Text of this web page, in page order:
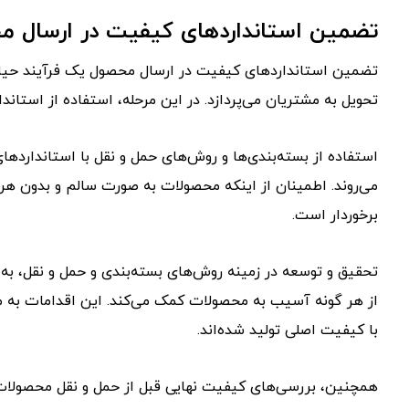
تضمین استانداردهای کیفیت در ارسال
تضمین استانداردهای کیفیت در ارسال محصول یک فرآیند
تحویل به مشتریان می‌پردازد. در این مرحله، استفاده از
استفاده از بسته‌بندی‌ها و روش‌های حمل و نقل با
می‌روند. اطمینان از اینکه محصولات به صورت سالم و بدون
برخوردار است.
تحقیق و توسعه در زمینه روش‌های بسته‌بندی و حمل و نقل، به
از هر گونه آسیب به محصولات کمک می‌کند. این اقدامات به
با کیفیت اصلی تولید شده‌اند.
همچنین، بررسی‌های کیفیت نهایی قبل از حمل و نقل